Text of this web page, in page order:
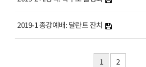
2019-1 종강예배: 달란트 잔치
1 2